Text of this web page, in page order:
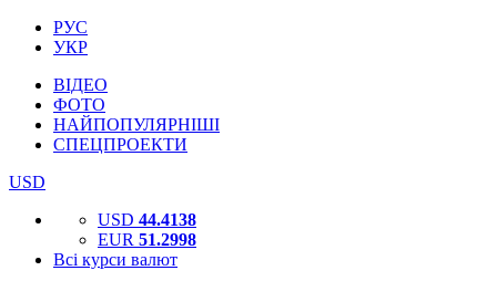
РУС
УКР
ВІДЕО
ФОТО
НАЙПОПУЛЯРНІШІ
СПЕЦПРОЕКТИ
USD
USD 44.4138
EUR 51.2998
Всі курси валют